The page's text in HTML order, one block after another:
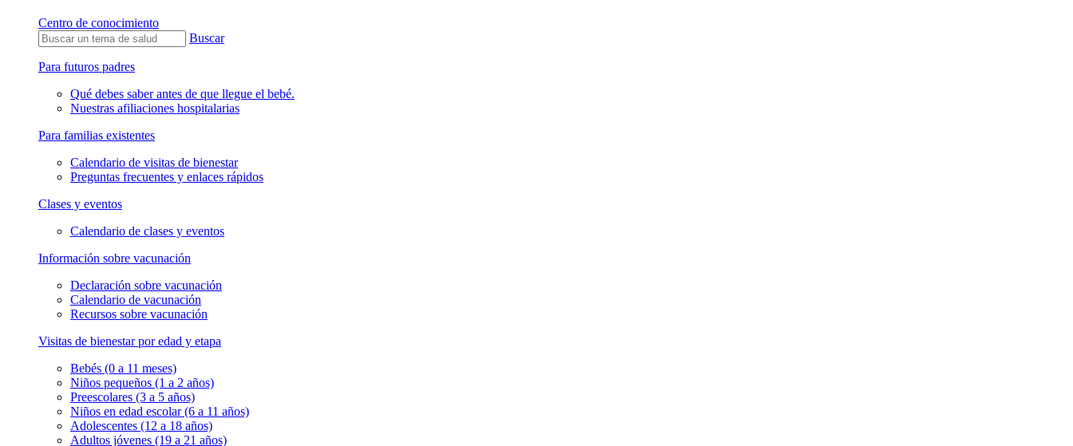
Centro de conocimiento
Buscar
Para futuros padres
Qué debes saber antes de que llegue el bebé.
Nuestras afiliaciones hospitalarias
Para familias existentes
Calendario de visitas de bienestar
Preguntas frecuentes y enlaces rápidos
Clases y eventos
Calendario de clases y eventos
Información sobre vacunación
Declaración sobre vacunación
Calendario de vacunación
Recursos sobre vacunación
Visitas de bienestar por edad y etapa
Bebés (0 a 11 meses)
Niños pequeños (1 a 2 años)
Preescolares (3 a 5 años)
Niños en edad escolar (6 a 11 años)
Adolescentes (12 a 18 años)
Adultos jóvenes (19 a 21 años)